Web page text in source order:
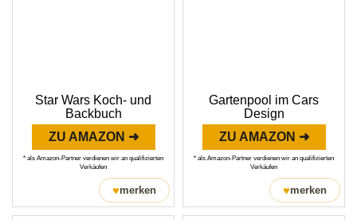
Star Wars Koch- und
Backbuch
ZU AMAZON ➜
* als Amazon-Partner verdienen wir an qualifizierten
Verkäufen
♥merken
Gartenpool im Cars
Design
ZU AMAZON ➜
* als Amazon-Partner verdienen wir an qualifizierten
Verkäufen
♥merken